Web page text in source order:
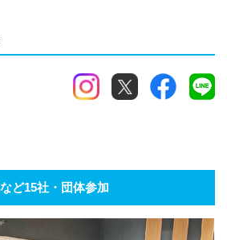
ど15社・団体参加